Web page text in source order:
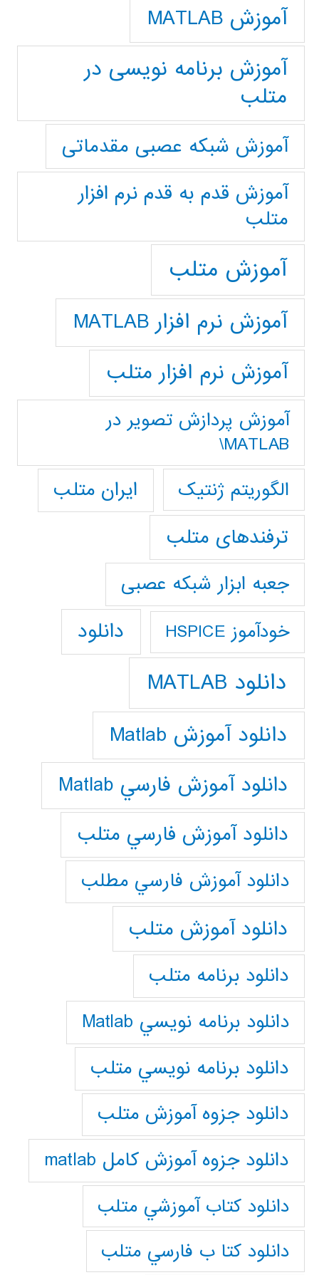
آموزش MATLAB
آموزش برنامه نویسی در
متلب
آموزش شبکه عصبی مقدماتی
آموزش قدم به قدم نرم افزار
متلب
آموزش متلب
آموزش نرم افزار MATLAB
آموزش نرم افزار متلب
آموزش پردازش تصوير در
MATLAB\
الگوریتم ژنتیک
ایران متلب
ترفندهای متلب
جعبه ابزار شبکه عصبی
خودآموز HSPICE دانلود
دانلود MATLAB
دانلود آموزش Matlab
دانلود آموزش فارسي Matlab
دانلود آموزش فارسي متلب
دانلود آموزش فارسي مطلب
دانلود آموزش متلب
دانلود برنامه متلب
دانلود برنامه نويسي Matlab
دانلود برنامه نويسي متلب
دانلود جزوه آموزش متلب
دانلود جزوه آموزش کامل matlab
دانلود كتاب آموزشي متلب
دانلود كتا ب فارسي متلب